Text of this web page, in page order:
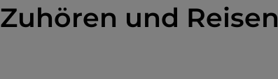
Zuhören und Reisen